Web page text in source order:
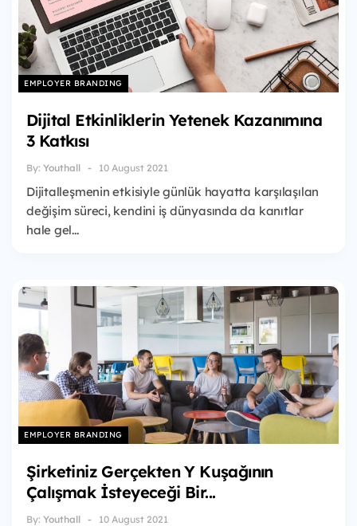
EMPLOYER BRANDING
Dijital Etkinliklerin Yetenek Kazanımına
3 Katkısı
By: Youthall 10 August 2021
Dijitalleşmenin etkisiyle günlük hayatta karşılaşılan
değişim süreci, kendini iş dünyasında da kanıtlar
hale gel...
EMPLOYER BRANDING
Şirketiniz Gerçekten Y Kuşağının
Çalışmak İsteyeceği Bir...
By: Youthall 10 August 2021